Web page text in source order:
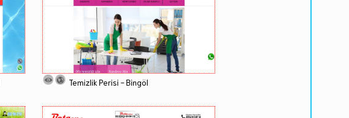
Temizlik Perisi - Bingöl